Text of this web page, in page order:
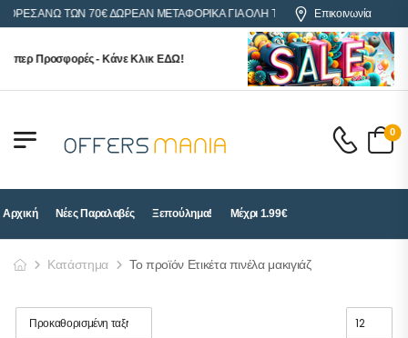
ΑΝΩ ΤΩΝ 70€ ΔΩΡΕΑΝ ΜΕΤΑΦΟΡΙΚΑ ΓΙΑ ΟΛΗ ΤΗΝ ΕΛΛΑΔΑΕπικοινωνία
Προσφορές - Κάνε Κλικ ΕΔΩ!
0
Αρχική Νέες Παραλαβές Ξεπούλημα! Μέχρι 1.99€
Κατάστημα Το προϊόν Ετικέτα πινέλα μακιγιάζ